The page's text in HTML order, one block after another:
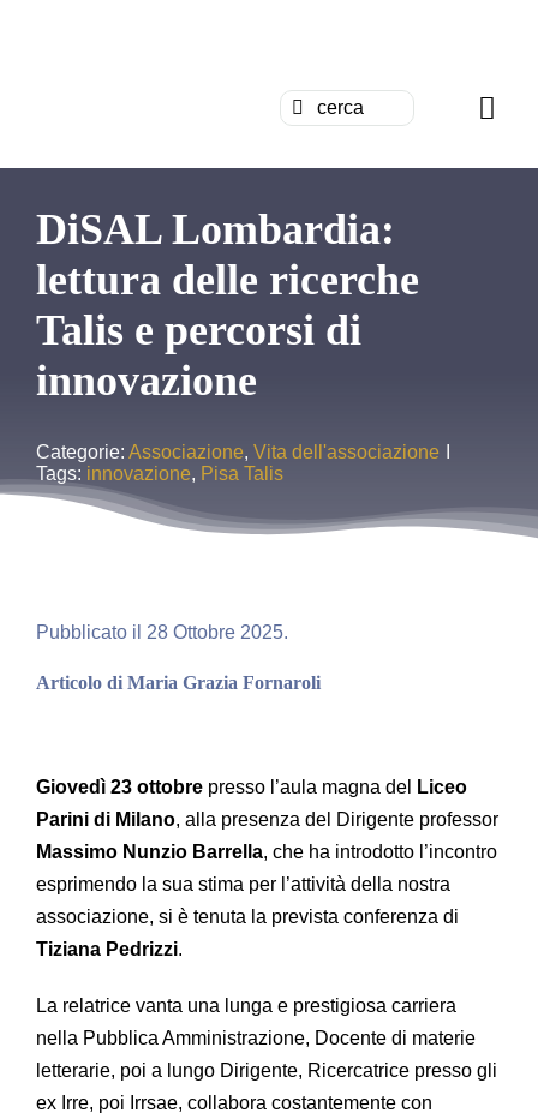
Cerca
Contattaci
DiSAL Lombardia:
lettura delle ricerche
Talis e percorsi di
innovazione
Categorie: Associazione, Vita dell'associazione
Tags: innovazione, Pisa Talis
Pubblicato il 28 Ottobre 2025.
Articolo di Maria Grazia Fornaroli
Giovedì 23 ottobre presso l’aula magna del
Liceo
Parini di Milano, alla presenza del Dirigente professor
Massimo Nunzio Barrella, che ha introdotto l’incontro
esprimendo la sua stima per l’attività della nostra
associazione, si è tenuta la prevista conferenza di
Tiziana Pedrizzi.
La relatrice vanta una lunga e prestigiosa carriera
nella Pubblica Amministrazione, Docente di materie
letterarie, poi a lungo Dirigente, Ricercatrice presso gli
ex Irre, poi Irrsae, collabora costantemente con